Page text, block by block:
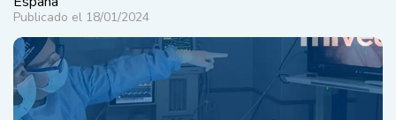
Publicado el 18/01/2024